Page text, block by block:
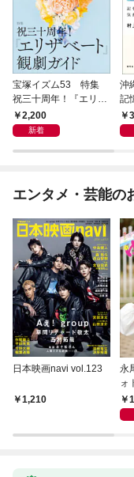
宝塚イズム53 特集
祝三十周年！『エリザ
ベート』観劇ガイド
2,200
新着
沖
記
ぞ
エンタメ・芸能の
日本映画navi vol.123
1,210
永
ォ
の